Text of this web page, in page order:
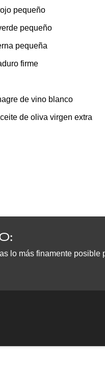
pequeño
pequeño
pequeña
firme
de vino blanco
de oliva virgen extra
lo más finamente